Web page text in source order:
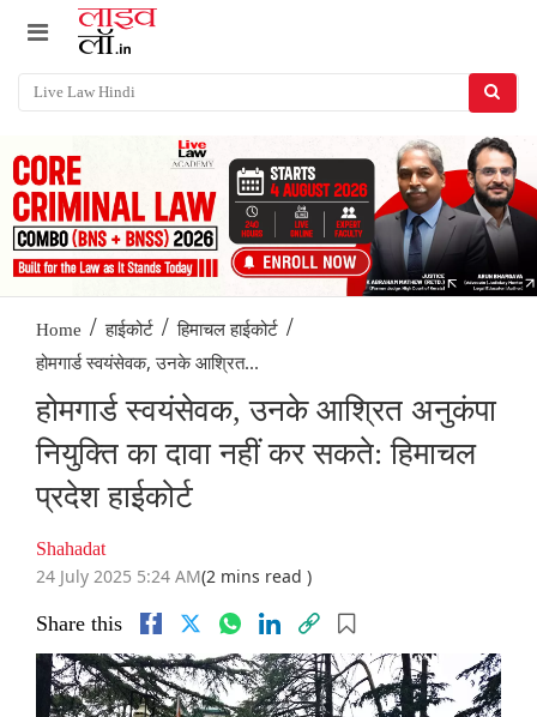
Home / हाईकोर्ट / हिमाचल हाईकोर्ट /
होमगार्ड स्वयंसेवक, उनके आश्रित...
होमगार्ड स्वयंसेवक, उनके आश्रित अनुकंपा
नियुक्ति का दावा नहीं कर सकते: हिमाचल
प्रदेश हाईकोर्ट
Shahadat
24 July 2025 5:24 AM(2 mins read )
Share this